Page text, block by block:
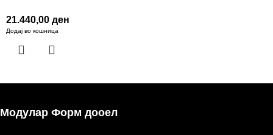
21.440,00 ден
Додај во кошница
Модулар Форм дооел